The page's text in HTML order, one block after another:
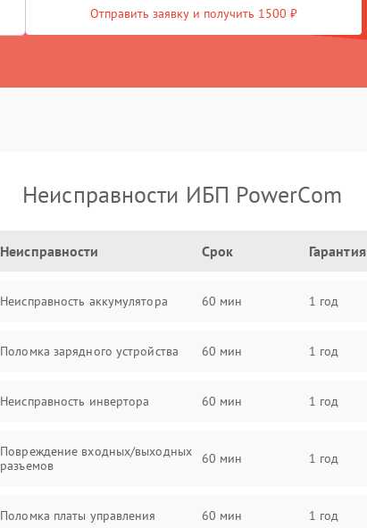
Отправить заявку и получить 1500 ₽
Неисправности ИБП PowerCom
Неисправности Срок Гарантия
Неисправность аккумулятора 60 мин 1 год
Поломка зарядного устройства 60 мин 1 год
Неисправность инвертора 60 мин 1 год
Повреждение входных/выходных
разъемов
60 мин 1 год
Поломка платы управления 60 мин 1 год